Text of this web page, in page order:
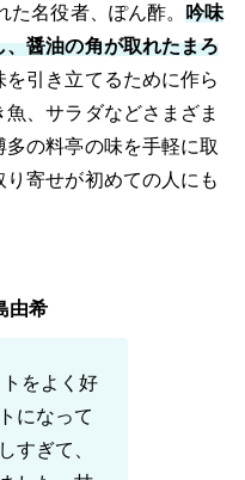
た名役者、ぽん酢。吟味
醤油の角が取れたまろ
を引き立てるために作ら
、サラダなどさまざま
の料亭の味を手軽に取
寄せが初めての人にも
由希
をよく好
になって
すぎて、